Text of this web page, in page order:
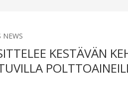
NEWS
KESTÄVÄN